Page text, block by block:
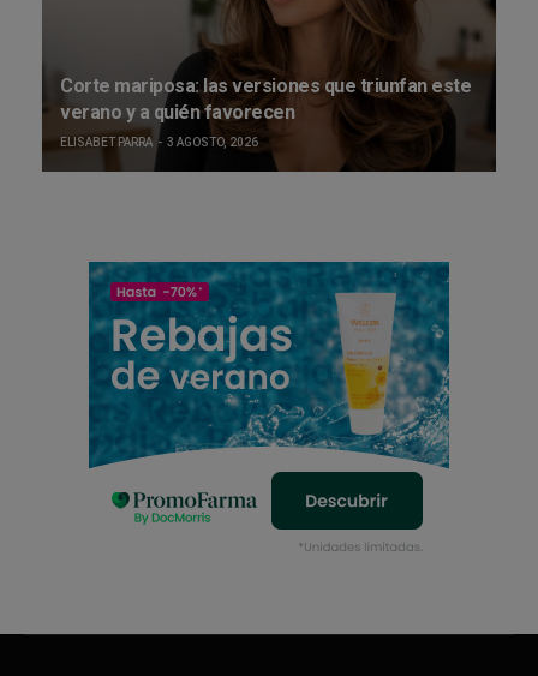
Corte mariposa: las versiones que triunfan este
verano y a quién favorecen
ELISABET PARRA 3 AGOSTO, 2026